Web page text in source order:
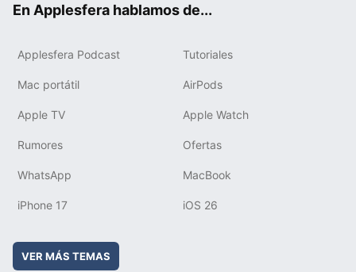
En Applesfera hablamos de...
Applesfera Podcast Tutoriales
Mac portátil AirPods
Apple TV Apple Watch
Rumores Ofertas
WhatsApp MacBook
iPhone 17 iOS 26
VER MÁS TEMAS